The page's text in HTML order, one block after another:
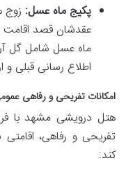
پکیج ماه عسل: زوج
عقدشان قصد اقامت
ماه عسل شامل گل
اطلاع رسانی قبلی و
امکانات تفریحی و رفاهی
هتل درویشی مشهد با
تفریحی و رفاهی،
کند: